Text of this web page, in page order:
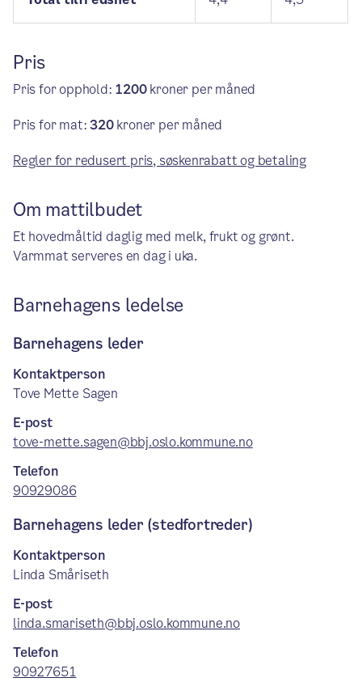
Pris
Pris for opphold: 1200kroner per måned
Pris for mat:320kroner per måned
Regler for redusert pris, søskenrabatt og betaling
Om mattilbudet
Et hovedmåltid daglig med melk, frukt og grønt.
Varmmat serveres en dag i uka.
Barnehagens ledelse
Barnehagens leder
Kontaktperson
Tove Mette Sagen
E-post
tove-mette.sagen@bbj.oslo.kommune.no
Telefon
90929086
Barnehagens leder (stedfortreder)
Kontaktperson
Linda Småriseth
E-post
linda.smariseth@bbj.oslo.kommune.no
Telefon
90927651